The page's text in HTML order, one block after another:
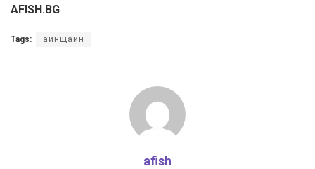
AFISH.BG
Tags: айнщайн
afish